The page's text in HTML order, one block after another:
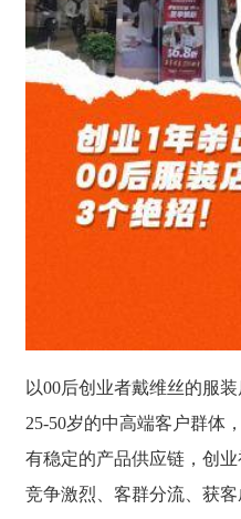
以00后创业者戴维丝的服
25-50岁的中高端客户群体
有稳定的产品供应链，创
竞争激烈、客群分流、获